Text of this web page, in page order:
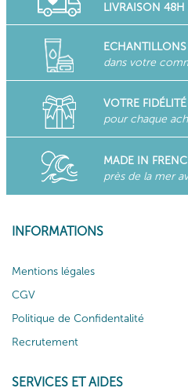
LIVRAISON 48H
ECHANTILLONS
dans votre
VOTRE
pour chaque
MADE IN
près de la mer
INFORMATIONS
Mentions légales
CGV
Politique de Confidentalité
Recrutement
SERVICES ET AIDES